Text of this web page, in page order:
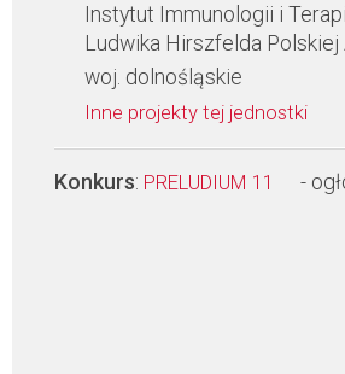
Instytut Immunologii i
Ludwika Hirszfelda Polskiej
woj. dolnośląskie
Inne projekty tej jednostki
Konkurs: PRELUDIUM 11 -